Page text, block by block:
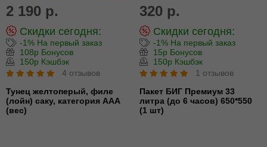
2 190 р.
Скидки сегодня:
-1% На первый заказ
108р Бонусов
150р Кэшбэк
4 отзывов
Тунец желтоперый, филе
(лойн) cаку, категория ААА
(вес)
320 р.
Скидки сегодня:
-1% На первый заказ
15р Бонусов
150р Кэшбэк
1 отзывов
Пакет БИГ Премиум 33
литра (до 6 часов) 650*550
(1 шт)